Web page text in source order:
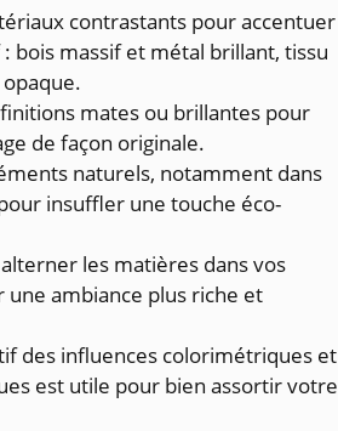
contrastants pour accentuer
bois massif et métal brillant, tissu
finitions mates ou brillantes pour
de façon originale.
naturels, notamment dans
insuffler une touche éco-
alterner les matières dans vos
une ambiance plus riche et
des influences colorimétriques et
est utile pour bien assortir votre